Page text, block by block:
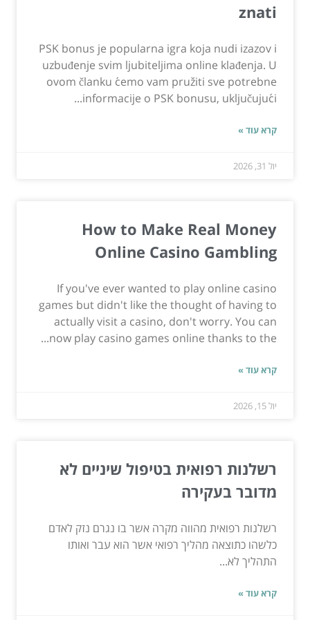
znati
PSK bonus je popularna igra koja nudi izazov i
uzbuđenje svim ljubiteljima online klađenja. U
ovom članku ćemo vam pružiti sve potrebne
informacije o PSK bonusu, uključujući...
קרא עוד »
יול 31, 2026
How to Make Real Money
Online Casino Gambling
If you've ever wanted to play online casino
games but didn't like the thought of having to
actually visit a casino, don't worry. You can
now play casino games online thanks to the...
קרא עוד »
יול 15, 2026
רשלנות רפואית בטיפול שיניים לא
מדובר בעקירה
רשלנות רפואית מהווה מקרה אשר בו נגרם נזק לאדם
כלשהו כתוצאה מהליך רפואי אשר הוא עבר ואותו
התהליך לא...
קרא עוד »